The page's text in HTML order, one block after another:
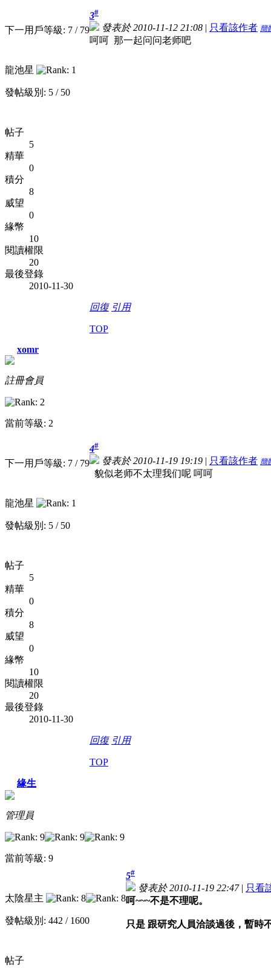
下一用戶等級: 7 / 79
龍池星
發帖級別: 5 / 50
帖子
5
精華
0
積分
8
威望
0
緣幣
10
閱讀權限
20
最後登錄
2010-11-30
3#
發表於 2010-11-12 21:08 | 只看該作者 簡
呵呵 那一起问问老师吧
回復 引用
TOP
xomr
註冊會員
當前等級: 2
下一用戶等級: 7 / 79
龍池星
發帖級別: 5 / 50
帖子
5
精華
0
積分
8
威望
0
緣幣
10
閱讀權限
20
最後登錄
2010-11-30
4#
發表於 2010-11-19 19:19 | 只看該作者 簡
貌似老师不太理我们呢 呵呵
回復 引用
TOP
緣生
管理員
當前等級: 9
太陰星主
發帖級別: 442 / 1600
帖子
5#
發表於 2010-11-19 22:47| 只看
呵~~~不是不理呢。
只是 跟研究人員洽談過後，暫時